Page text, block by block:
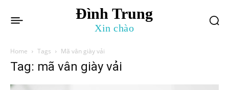
Đình Trung
Xin chào
Home Tags Mã vân giày vải
Tag: mã vân giày vải